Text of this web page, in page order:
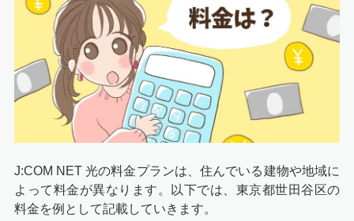
J:COM NET 光の料金プランは、住んでいる建物や地域に
よって料金が異なります。以下では、東京都世田谷区の
料金を例として記載していきます。